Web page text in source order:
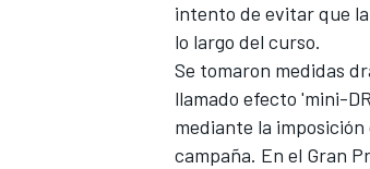
intento de evitar que
lo largo del curso.
Se tomaron medidas
llamado efecto 'mini-
mediante la
campaña. En el Gran